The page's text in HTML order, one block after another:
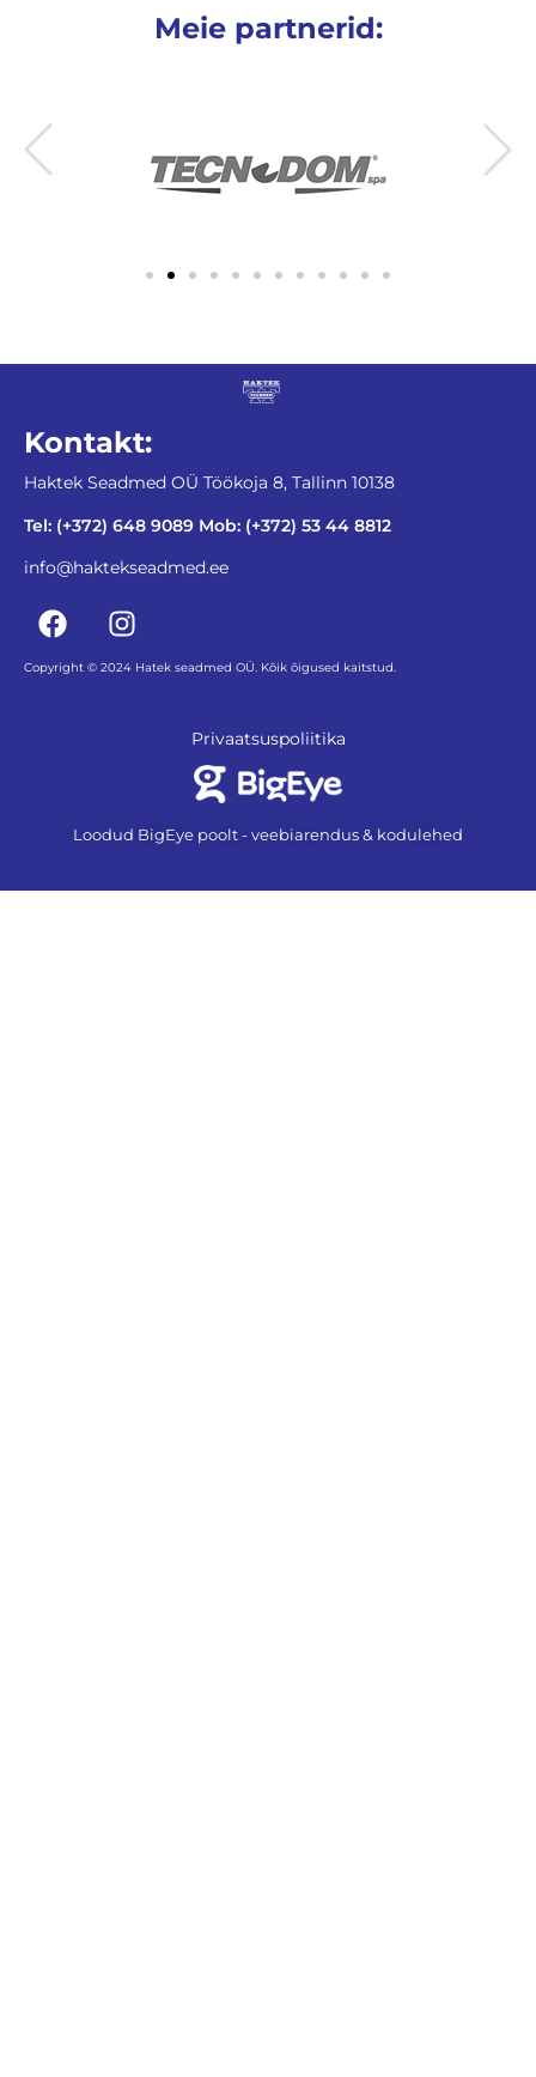
Meie partnerid:
Kontakt:
Haktek Seadmed OÜ Töökoja 8, Tallinn 10138
Tel: (+372) 648 9089 Mob: (+372) 53 44 8812
info@haktekseadmed.ee
Copyright © 2024 Hatek seadmed OÜ. Kõik õigused kaitstud.
Privaatsuspoliitika
Loodud BigEye poolt - veebiarendus & kodulehed